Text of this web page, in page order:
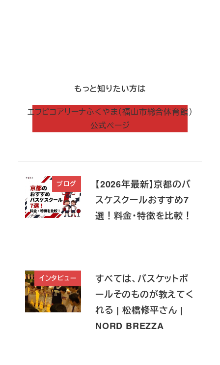
もっと知りたい方は
エフピコアリーナふくやま（福山市総合体育館）
公式ページ
ブログ
【2026年最新】京都のバ
スケスクールおすすめ7
選！料金・特徴を比較！
インタビュー
すべては、バスケットボ
ールそのものが教えてく
れる | 松橋修平さん |
NORD BREZZA